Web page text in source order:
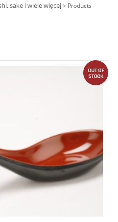
sake i wiele więcej> Products